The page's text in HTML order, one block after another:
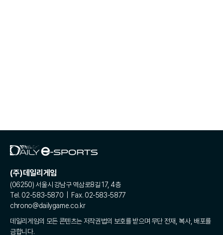
(주)데일리게임
(06250) 서울시 강남구 역삼로8길 17, 4층
Tel. 02-583-5870 | Fax. 02-583-5877
chrono@dailygame.co.kr
데일리게임의 모든 콘텐츠는 저작권법의 보호를 받으며 무단 전재, 복사, 배포를
금합니다.